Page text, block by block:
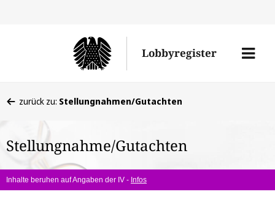
Lobbyregister
Menü
befinden
hier:
zurück zu: Stellungnahmen/Gutachten
Stellungnahme/Gutachten
Inhalte beruhen auf Angaben der IV - Infos